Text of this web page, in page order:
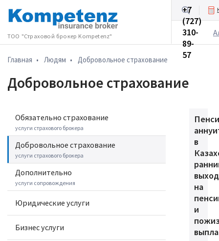
ТОО "Страховой брокер Kompetenz"
Бизнесу
+7
(727)
310-
89-
57
Главная • Людям • Добровольное cтрахование
Добровольное cтрахование
Обязательно страхование
услуги страхового брокера
Добровольное cтрахование
услуги страхового брокера
Дополнительно
услуги сопровождения
Юридические услуги
Бизнес услуги
в
выход
на
и